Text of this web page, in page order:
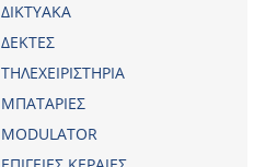
ΔΙΚΤΥΑΚΑ
ΔΕΚΤΕΣ
ΤΗΛΕΧΕΙΡΙΣΤΗΡΙΑ
ΜΠΑΤΑΡΙΕΣ
MODULATOR